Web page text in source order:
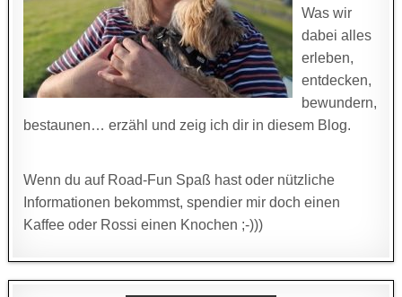
Was wir
dabei alles
erleben,
entdecken,
bewundern,
bestaunen… erzähl und zeig ich dir in diesem Blog.
Wenn du auf Road-Fun Spaß hast oder nützliche
Informationen bekommst, spendier mir doch einen
Kaffee oder Rossi einen Knochen ;-)))